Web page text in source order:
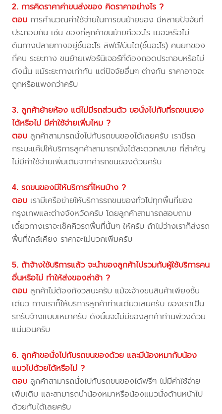
2. การคิดราคาค่าขนส่งของ คิดราคาอย่างไร ?
ตอบ การคำนวณค่าใช้จ่ายในการขนย้ายของ มีหลายปัจจัยที่
ประกอบกัน เช่น ของที่ลูกค้าขนย้ายคืออะไร เยอะหรือไม่
ต้นทางปลายทางอยู่ชั้นอะไร ลิฟต์/บันได(ชั้นอะไร) คนยกของ
กี่คน ระยะทาง ขนย้ายเฟอร์นิเจอร์ที่ต้องถอดประกอบหรือไม่
ดังนั้น แม้ระยะทางเท่ากัน แต่ปัจจัยอื่นๆ ต่างกัน ราคาอาจจะ
ถูกหรือแพงกว่าครับ
3. ลูกค้าย้ายห้อง แต่ไม่มีรถส่วนตัว ขอนั่งไปกับที่รถขนของ
ได้หรือไม่ มีค่าใช้จ่ายเพิ่มไหม ?
ตอบ ลูกค้าสามารถนั่งไปกับรถขนของได้เลยครับ เรามีรถ
กระบะแค๊ปให้บริการลูกค้าสามารถนั่งได้สะดวกสบาย ที่สำคัญ
ไม่มีค่าใช้จ่ายเพิ่มเติมจากค่ารถขนของด้วยครับ
4. รถขนของมีให้บริการที่ไหนบ้าง ?
ตอบ เรามีเครือข่ายให้บริการรถขนของทั่วไปทุกพื้นที่ของ
กรุงเทพและต่างจังหวัดครับ โดยลูกค้าสามารถสอบถาม
เดี๋ยวทางเราจะเช็คคิวรถพื้นที่นั้นๆ ให้ครับ ถ้าไม่ว่างเราก็ส่งรถ
พื้นที่ใกล้เคียง ราคาจะไม่บวกเพิ่มครับ
5. ถ้าจ้างใช้บริการแล้ว จะนำของลูกค้าไปรวมกับผู้ใช้บริการคน
อื่นหรือไม่ ทำให้ส่งของล่าช้า ?
ตอบ ลูกค้าไม่ต้องกังวลนะครับ แม้จะจ้างขนสินค้าเพียงชิ้น
เดียว ทางเราก็ให้บริการลูกค้าท่านเดียวเลยครับ ของเราเป็น
รถรับจ้างแบบเหมาครับ ดังนั้นจะไม่มีของลูกค้าท่านพ่วงด้วย
แน่นอนครับ
6. ลูกค้าขอนั่งไปกับรถขนของด้วย และมีน้องหมากับน้อง
แมวไปด้วยได้หรือไม่ ?
ตอบ ลูกค้าสามารถนั่งไปกับรถขนของได้ฟรีๆ ไม่มีค่าใช้จ่าย
เพิ่มเติม และสามารถนำน้องหมาหรือน้องแมวนั่งด้านหน้าไป
ด้วยกันได้เลยครับ